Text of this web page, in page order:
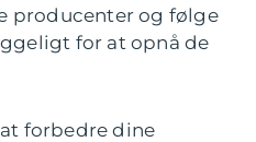
producenter og følge
for at opnå de
forbedre dine